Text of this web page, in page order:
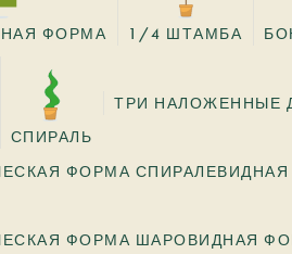
ФОРМА 1/4 ШТАМБА
СПИРАЛЬ
ТРИ НАЛОЖЕННЫЕ
ФОРМА
ФОРМА ШАРОВИДНАЯ